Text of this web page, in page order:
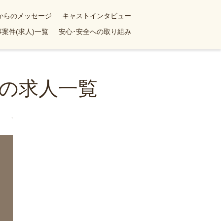
らのメッセージ
キャストインタビュー
案件(求人)一覧 安心･安全への取り組み
求人一覧